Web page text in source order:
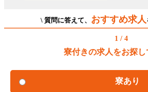
\ 質問に答えて、 おすすめ求人
1 / 4
寮付きの求人をお探し
寮あり